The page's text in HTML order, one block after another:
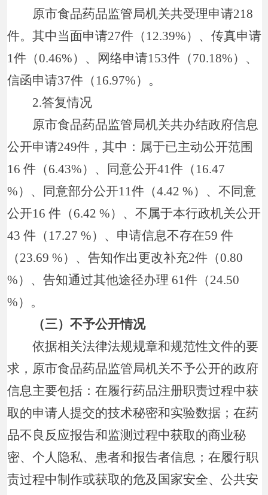
原市食品药品监管局机关共受理申请218
件。其中当面申请27件（12.39%）、传真申请
1件（0.46%）、网络申请153件（70.18%）、
信函申请37件（16.97%）。
2.答复情况
原市食品药品监管局机关共办结政府信息
公开申请249件，其中：属于已主动公开范围
16 件（6.43%）、同意公开41件（16.47
%）、同意部分公开11件（4.42 %）、不同意
公开16 件（6.42 %）、不属于本行政机关公开
43 件（17.27 %）、申请信息不存在59 件
（23.69 %）、告知作出更改补充2件（0.80
%）、告知通过其他途径办理 61件（24.50
%）。
（三）不予公开情况
依据相关法律法规规章和规范性文件的要
求，原市食品药品监管局机关不予公开的政府
信息主要包括：在履行药品注册职责过程中获
取的申请人提交的技术秘密和实验数据；在药
品不良反应报告和监测过程中获取的商业秘
密、个人隐私、患者和报告者信息；在履行职
责过程中制作或获取的危及国家安全、公共安